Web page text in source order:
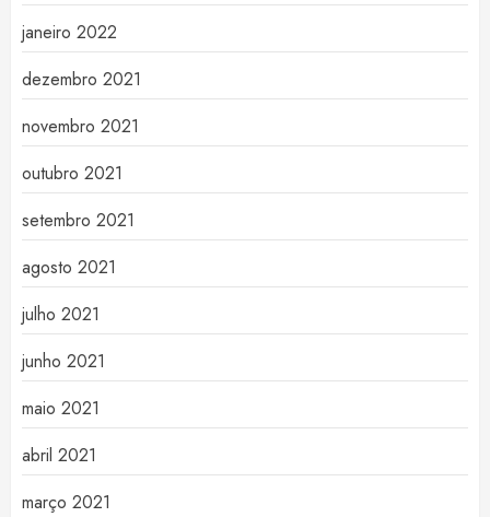
janeiro 2022
dezembro 2021
novembro 2021
outubro 2021
setembro 2021
agosto 2021
julho 2021
junho 2021
maio 2021
abril 2021
março 2021